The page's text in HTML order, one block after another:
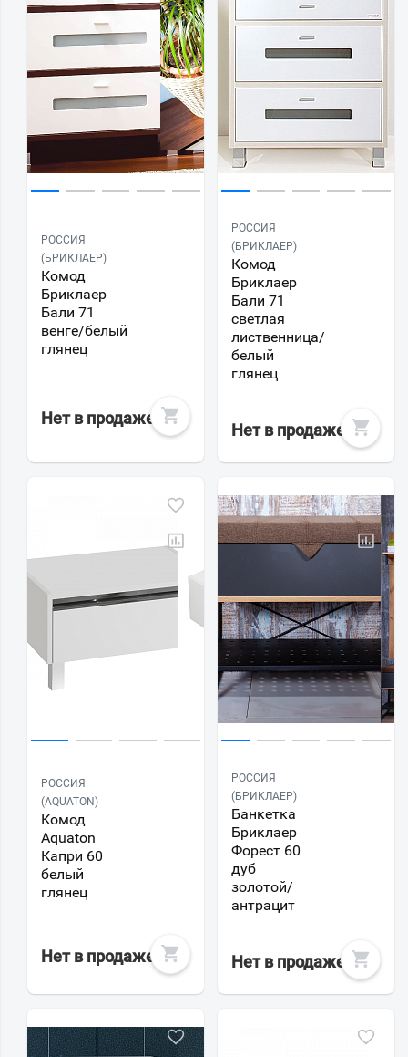
РОССИЯ
(БРИКЛАЕР)
Комод
Бриклаер
Бали 71
венге/белый
глянец
Нет в продаже
РОССИЯ
(БРИКЛАЕР)
Комод
Бриклаер
Бали 71
светлая
лиственница/
белый
глянец
Нет в продаже
РОССИЯ
(AQUATON)
Комод
Aquaton
Капри 60
белый
глянец
Нет в продаже
РОССИЯ
(БРИКЛАЕР)
Банкетка
Бриклаер
Форест 60
дуб
золотой/
антрацит
Нет в продаже